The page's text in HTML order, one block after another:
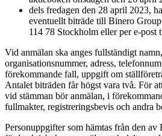
dels fredagen den 28 april 2023,
eventuellt biträde till Binero
114 78 Stockholm eller per e-post
Vid anmälan ska anges fullständigt
organisationsnummer, adress,
förekommande fall, uppgift om
Antalet biträden får högst vara två. För
vid stämman bör anmälan, i
fullmakter, registreringsbevis och andra
Personuppgifter som hämtas från den